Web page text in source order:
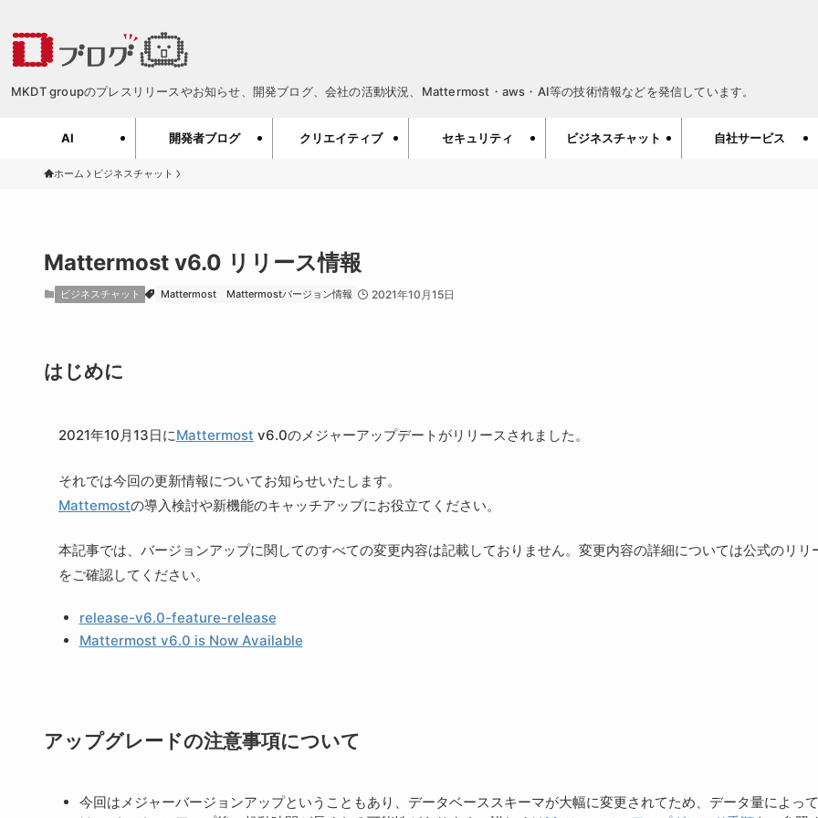
MKDT groupのプレスリリースやお知らせ、開発ブログ、会社の活動状況、Mattermost・aws・AI等の技術情報などを発信しています。
AI 開発者ブログ クリエイティブ セキュリティ ビジネスチャット 自社サービス
ホーム ビジネスチャット
Mattermost v6.0 リリース情報
ビジネスチャット Mattermost Mattermostバージョン情報 2021年10月15日
はじめに
2021年10月13日にMattermost v6.0のメジャーアップデートがリリースされました。
それでは今回の更新情報についてお知らせいたします。
Mattemostの導入検討や新機能のキャッチアップにお役立てください。
本記事では、バージョンアップに関してのすべての変更内容は記載しておりません。変更内容の詳細については公式のリリ
をご確認してください。
release-v6.0-feature-release
Mattermost v6.0 is Now Available
アップグレードの注意事項について
今回はメジャーバージョンアップということもあり、データベーススキーマが大幅に変更されてため、データ量によって